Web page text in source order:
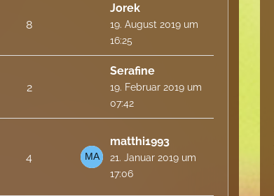
8
Jorek
19. August 2019 um
16:25
2
Serafine
19. Februar 2019 um
07:42
4
matthi1993
21. Januar 2019 um
17:06